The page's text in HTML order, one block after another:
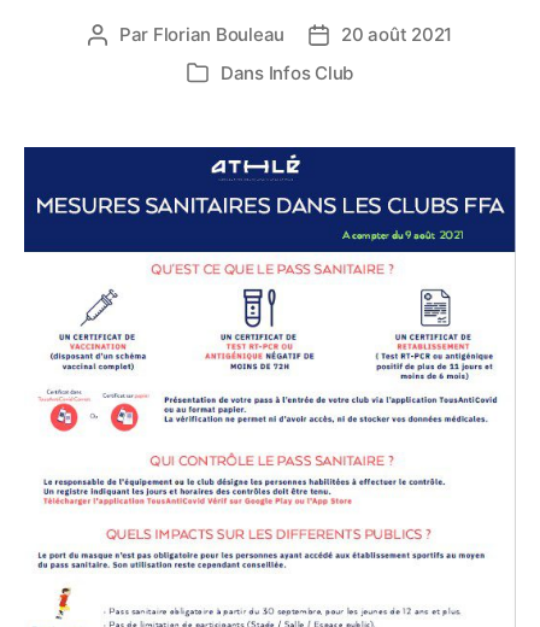
Auteur
Par Florian Bouleau
Date
de
20 août 2021
Catégories
Dans Infos Club